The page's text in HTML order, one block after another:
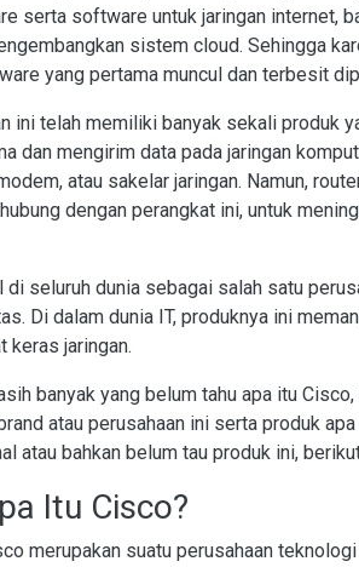
serta software untuk jaringan internet,
sistem cloud. Sehingga
yang pertama muncul dan terbesit
ini telah memiliki banyak sekali produk
dan mengirim data pada jaringan
atau sakelar jaringan. Namun,
dengan perangkat ini, untuk
seluruh dunia sebagai salah satu
Di dalam dunia IT, produknya ini
keras jaringan.
banyak yang belum tahu apa itu
atau perusahaan ini serta produk
atau bahkan belum tau produk ini,
Itu Cisco?
merupakan suatu perusahaan